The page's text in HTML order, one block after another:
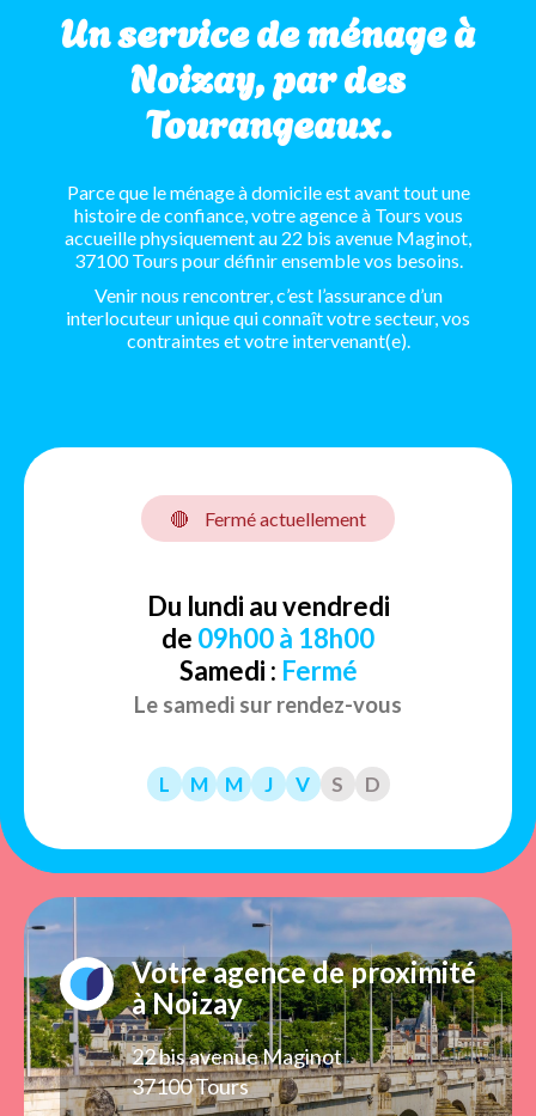
Un service de ménage à
Noizay, par des
Tourangeaux.
Parce que le ménage à domicile est avant tout une
histoire de confiance, votre agence à Tours vous
accueille physiquement au 22 bis avenue Maginot,
37100 Tours pour définir ensemble vos besoins.
Venir nous rencontrer, c’est l’assurance d’un
interlocuteur unique qui connaît votre secteur, vos
contraintes et votre intervenant(e).
🔴 Fermé actuellement
Du lundi au vendredi
de 09h00 à 18h00
Samedi : Fermé
Le samedi sur rendez-vous
L M M J V S D
Votre agence de proximité
à Noizay
22 bis avenue Maginot
37100 Tours